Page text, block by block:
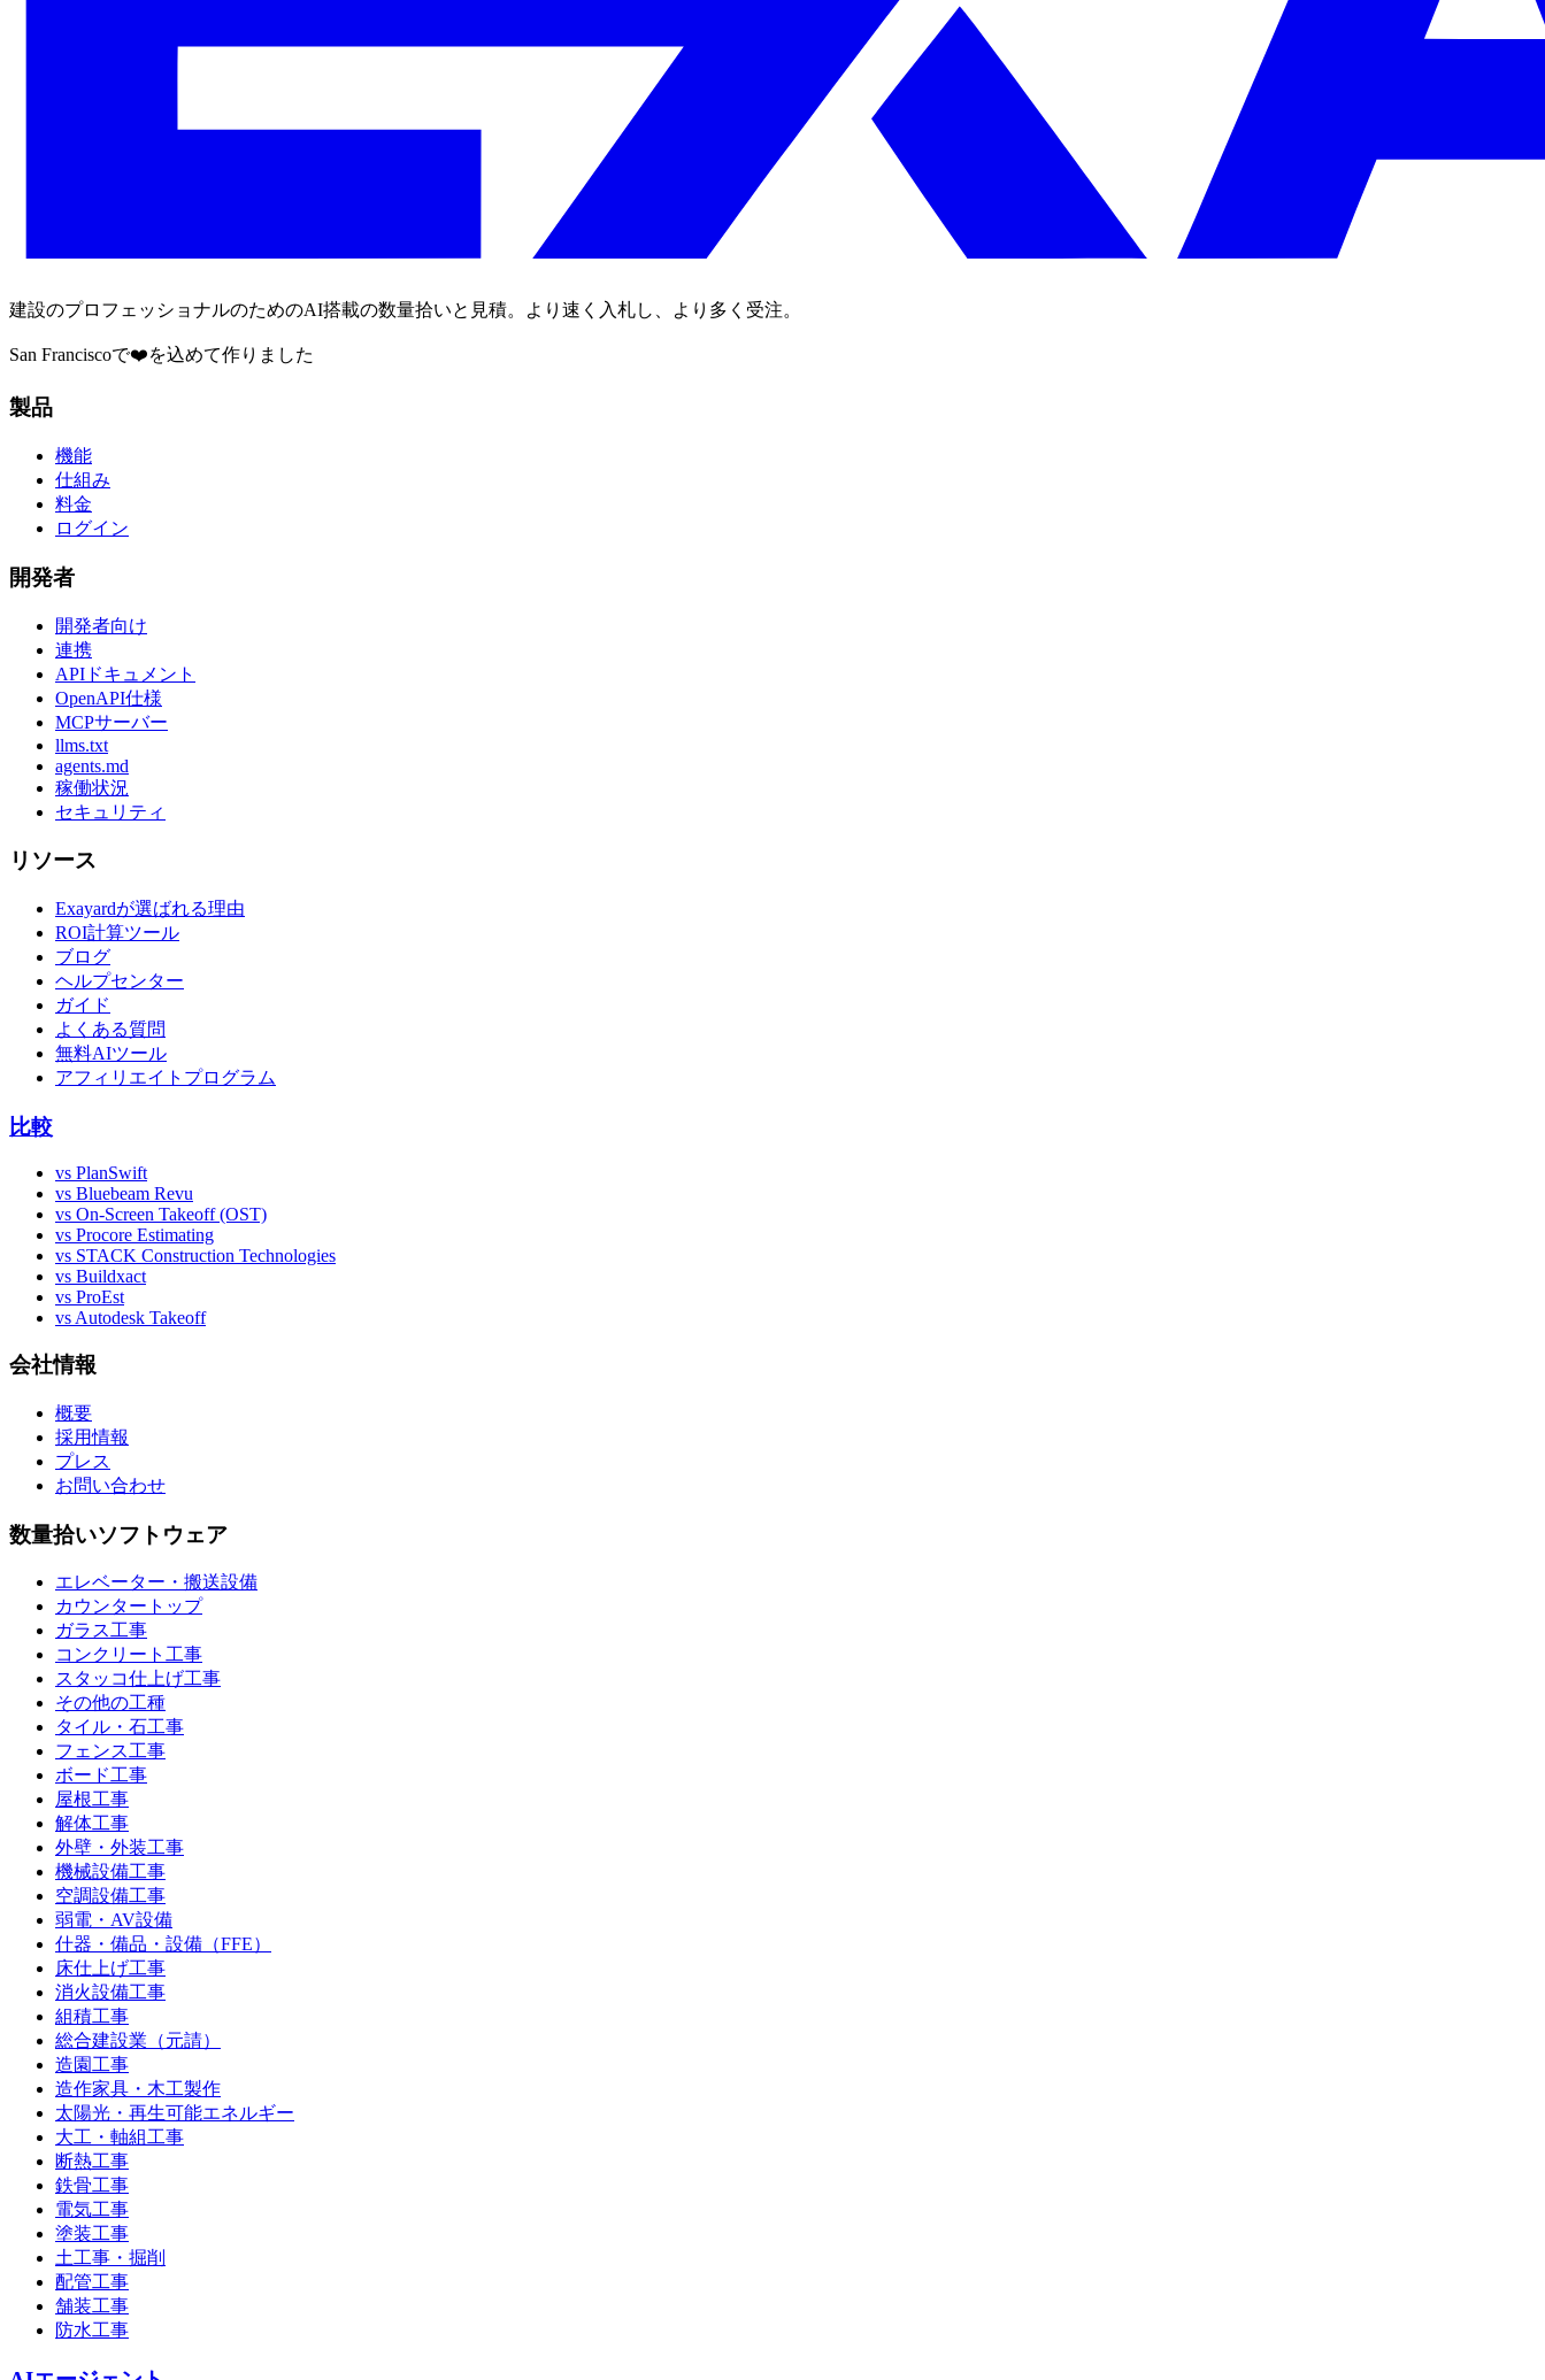
建設のプロフェッショナルのためのAI搭載の数量拾いと見積。より速く入札し、より多く受注。
San Franciscoで❤️を込めて作りました
製品
機能
仕組み
料金
ログイン
開発者
開発者向け
連携
APIドキュメント
OpenAPI仕様
MCPサーバー
llms.txt
agents.md
稼働状況
セキュリティ
リソース
Exayardが選ばれる理由
ROI計算ツール
ブログ
ヘルプセンター
ガイド
よくある質問
無料AIツール
アフィリエイトプログラム
比較
vs PlanSwift
vs Bluebeam Revu
vs On-Screen Takeoff (OST)
vs Procore Estimating
vs STACK Construction Technologies
vs Buildxact
vs ProEst
vs Autodesk Takeoff
会社情報
概要
採用情報
プレス
お問い合わせ
数量拾いソフトウェア
エレベーター・搬送設備
カウンタートップ
ガラス工事
コンクリート工事
スタッコ仕上げ工事
その他の工種
タイル・石工事
フェンス工事
ボード工事
屋根工事
解体工事
外壁・外装工事
機械設備工事
空調設備工事
弱電・AV設備
什器・備品・設備（FFE）
床仕上げ工事
消火設備工事
組積工事
総合建設業（元請）
造園工事
造作家具・木工製作
太陽光・再生可能エネルギー
大工・軸組工事
断熱工事
鉄骨工事
電気工事
塗装工事
土工事・掘削
配管工事
舗装工事
防水工事